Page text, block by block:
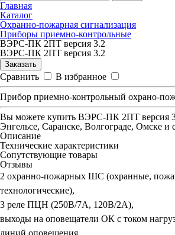
Главная
Каталог
Охранно-пожарная сигнализация
Приборы приемно-контрольные
ВЭРС-ПК 2ПТ версия 3.2
ВЭРС-ПК 2ПТ версия 3.2
Заказать
Сравнить
В избранное
Прибор приемно-контрольный охрано-
Вы можете купить ВЭРС-ПК 2ПТ версия
Энгельсе, Саранске, Волгограде, Омске и
Описание
Технические характеристики
Сопутствующие товары
Отзывы
2 охранно-пожарных ШС (охранные,
технологические),
3 реле ПЦН (250В/7А, 120В/2А),
выходы на оповещатели ОК с током
линий оповещения,